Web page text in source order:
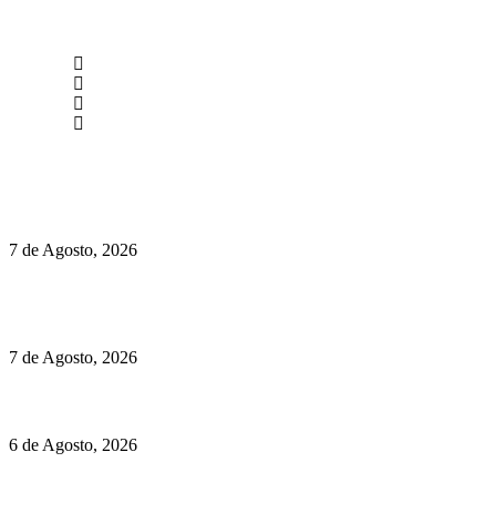
7 de Agosto, 2026
7 de Agosto, 2026
6 de Agosto, 2026